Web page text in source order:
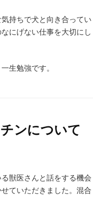
持ちで犬と向き合ってい
にげない仕事を大切にし
生勉強です。
ンについて
獣医さんと話をする機会
ていただきました。混合